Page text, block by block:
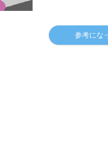
参考にな